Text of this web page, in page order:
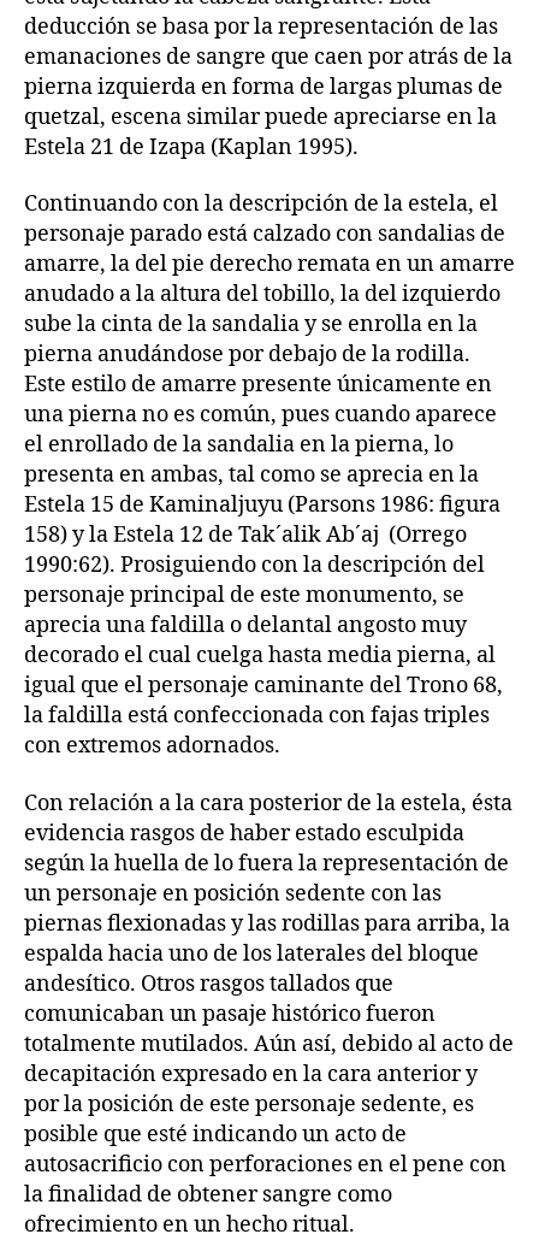
deducción se basa por la representación de las
emanaciones de sangre que caen por atrás de la
pierna izquierda en forma de largas plumas de
quetzal, escena similar puede apreciarse en la
Estela 21 de Izapa (Kaplan 1995).
Continuando con la descripción de la estela, el
personaje parado está calzado con sandalias de
amarre, la del pie derecho remata en un amarre
anudado a la altura del tobillo, la del izquierdo
sube la cinta de la sandalia y se enrolla en la
pierna anudándose por debajo de la rodilla.
Este estilo de amarre presente únicamente en
una pierna no es común, pues cuando aparece
el enrollado de la sandalia en la pierna, lo
presenta en ambas, tal como se aprecia en la
Estela 15 de Kaminaljuyu (Parsons 1986: figura
158) y la Estela 12 de Tak´alik Ab´aj (Orrego
1990:62). Prosiguiendo con la descripción del
personaje principal de este monumento, se
aprecia una faldilla o delantal angosto muy
decorado el cual cuelga hasta media pierna, al
igual que el personaje caminante del Trono 68,
la faldilla está confeccionada con fajas triples
con extremos adornados.
Con relación a la cara posterior de la estela, ésta
evidencia rasgos de haber estado esculpida
según la huella de lo fuera la representación de
un personaje en posición sedente con las
piernas flexionadas y las rodillas para arriba, la
espalda hacia uno de los laterales del bloque
andesítico. Otros rasgos tallados que
comunicaban un pasaje histórico fueron
totalmente mutilados. Aún así, debido al acto de
decapitación expresado en la cara anterior y
por la posición de este personaje sedente, es
posible que esté indicando un acto de
autosacrificio con perforaciones en el pene con
la finalidad de obtener sangre como
ofrecimiento en un hecho ritual.